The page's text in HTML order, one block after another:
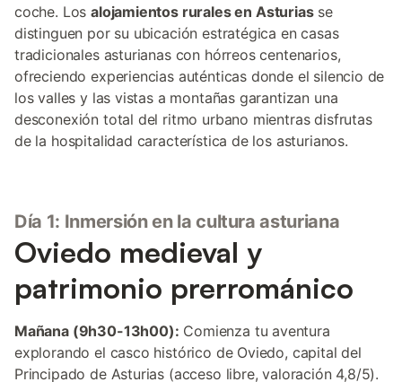
coche. Losalojamientos rurales en Asturiasse
distinguen por su ubicación estratégica en casas
tradicionales asturianas con hórreos centenarios,
ofreciendo experiencias auténticas donde el silencio de
los valles y las vistas a montañas garantizan una
desconexión total del ritmo urbano mientras disfrutas
de la hospitalidad característica de los asturianos.
Día 1: Inmersión en la cultura asturiana
Oviedo medieval y
patrimonio prerrománico
Mañana (9h30-13h00): Comienza tu aventura
explorando el casco histórico de Oviedo, capital del
Principado de Asturias (acceso libre, valoración 4,8/5).